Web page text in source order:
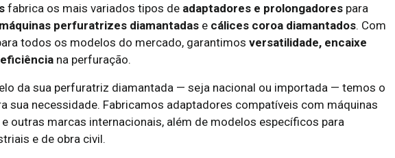
fabrica os mais variados tipos de adaptadores e prolongadores para
máquinas perfuratrizes diamantadas e cálices coroa diamantados. Com
todos os modelos do mercado, garantimos versatilidade, encaixe
na perfuração.
da sua perfuratriz diamantada — seja nacional ou importada — temos o
sua necessidade. Fabricamos adaptadores compatíveis com máquinas
e outras marcas internacionais, além de modelos específicos para
e de obra civil.